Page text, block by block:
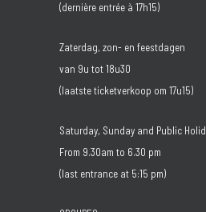
(dernière entrée à 17h15)
Zaterdag, zon- en feestdagen
van 9u tot 18u30
(laatste ticketverkoop om 17u15)
Saturday, Sunday and Public
From 9.30am to 6.30 pm
(last entrance at 5:15 pm)